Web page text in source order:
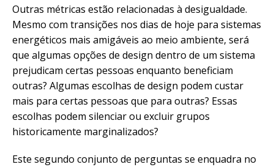
Outras métricas estão relacionadas à desigualdade.
Mesmo com transições nos dias de hoje para sistemas
energéticos mais amigáveis ao meio ambiente, será
que algumas opções de design dentro de um sistema
prejudicam certas pessoas enquanto beneficiam
outras? Algumas escolhas de design podem custar
mais para certas pessoas que para outras? Essas
escolhas podem silenciar ou excluir grupos
historicamente marginalizados?
Este segundo conjunto de perguntas se enquadra no